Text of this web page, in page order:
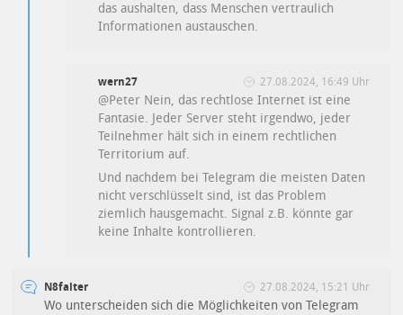
das aushalten, dass Menschen vertraulich
Informationen austauschen.
wern27 27.08.2024, 16:49 Uhr
@Peter Nein, das rechtlose Internet ist eine
Fantasie. Jeder Server steht irgendwo, jeder
Teilnehmer hält sich in einem rechtlichen
Territorium auf.
Und nachdem bei Telegram die meisten Daten
nicht verschlüsselt sind, ist das Problem
ziemlich hausgemacht. Signal z.B. könnte gar
keine Inhalte kontrollieren.
N8falter 27.08.2024, 15:21 Uhr
Wo unterscheiden sich die Möglichkeiten von Telegram